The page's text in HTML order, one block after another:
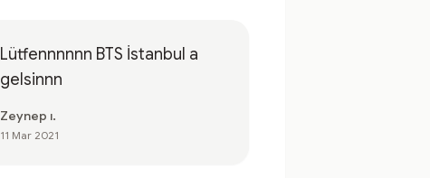
Lütfennnnnn BTS İstanbul a
gelsinnn
Zeynep ı.
11 Mar 2021